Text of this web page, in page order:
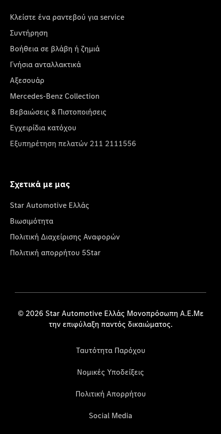
Κλείστε ένα ραντεβού για service
Συντήρηση
Βοήθεια σε βλάβη ή ζημιά
Γνήσια ανταλλακτικά
Αξεσουάρ
Mercedes-Benz Collection
Βεβαιώσεις & Πιστοποιήσεις
Εγχειρίδια κατόχου
Εξυπηρέτηση πελατών 211 2111556
Σχετικά με μας
Star Automotive Ελλάς
Βιωσιμότητα
Πολιτική Διαχείρισης Αναφορών
Πολιτική απορρήτου 5Star
© 2026 Star Automotive Ελλάς Μονοπρόσωπη Α.Ε.Με
την επιφύλαξη παντός δικαιώματος.
Ταυτότητα Παρόχου
Νομικές Υποδείξεις
Πολιτική Απορρήτου
Social Media